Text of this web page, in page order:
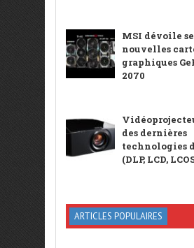
MSI dévoile
nouvelles
graphiques
2070
des dernières
technologies
(DLP, LCD,
ARTICLES POPULAIRES